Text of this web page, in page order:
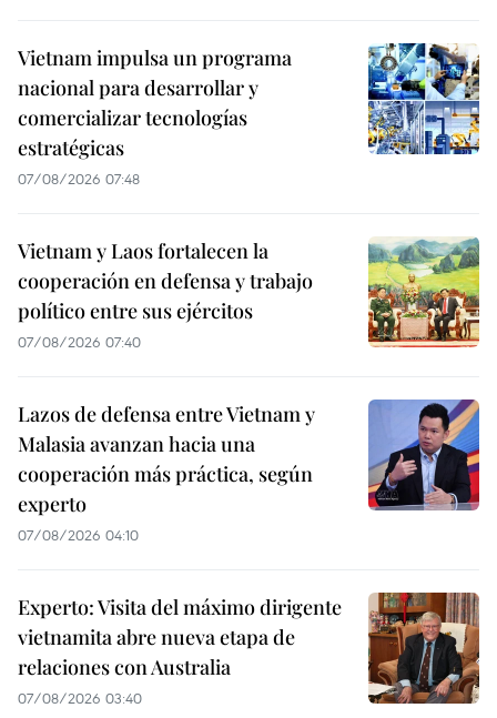
Vietnam impulsa un programa
nacional para desarrollar y
comercializar tecnologías
estratégicas
07/08/2026 07:48
Vietnam y Laos fortalecen la
cooperación en defensa y trabajo
político entre sus ejércitos
07/08/2026 07:40
Lazos de defensa entre Vietnam y
Malasia avanzan hacia una
cooperación más práctica, según
experto
07/08/2026 04:10
Experto: Visita del máximo dirigente
vietnamita abre nueva etapa de
relaciones con Australia
07/08/2026 03:40